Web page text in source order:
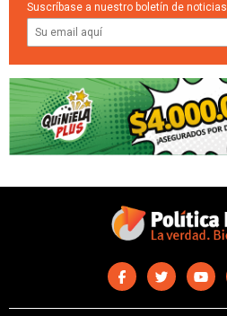
Suscríbase a nuestro boletín de noticias